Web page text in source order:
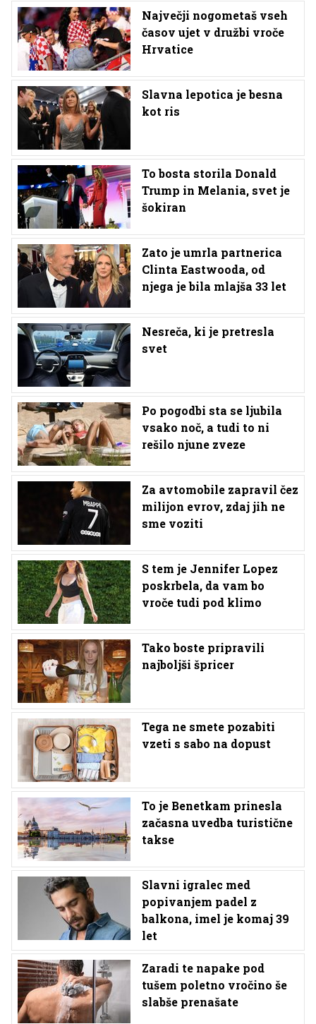
Največji nogometaš vseh
časov ujet v družbi vroče
Hrvatice
Slavna lepotica je besna
kot ris
To bosta storila Donald
Trump in Melania, svet je
šokiran
Zato je umrla partnerica
Clinta Eastwooda, od
njega je bila mlajša 33 let
Nesreča, ki je pretresla
svet
Po pogodbi sta se ljubila
vsako noč, a tudi to ni
rešilo njune zveze
Za avtomobile zapravil čez
milijon evrov, zdaj jih ne
sme voziti
S tem je Jennifer Lopez
poskrbela, da vam bo
vroče tudi pod klimo
Tako boste pripravili
najboljši špricer
Tega ne smete pozabiti
vzeti s sabo na dopust
To je Benetkam prinesla
začasna uvedba turistične
takse
Slavni igralec med
popivanjem padel z
balkona, imel je komaj 39
let
Zaradi te napake pod
tušem poletno vročino še
slabše prenašate